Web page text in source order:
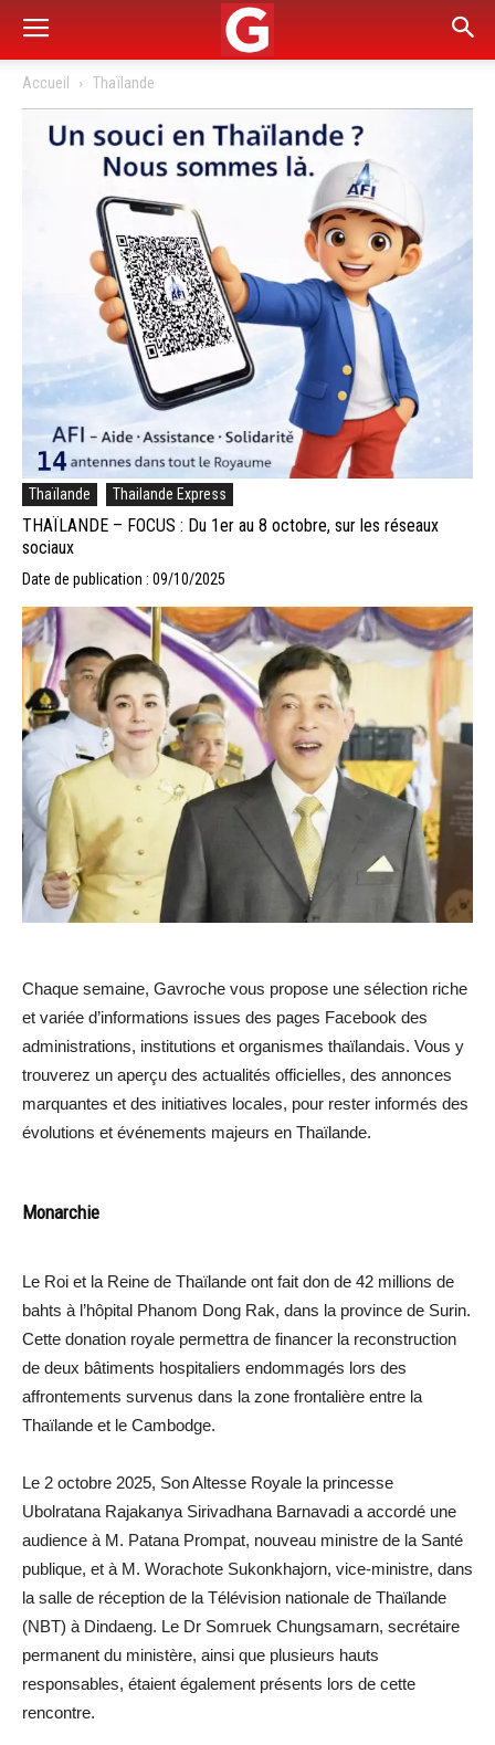
Accueil Thaïlande
Thaïlande Thailande Express
THAÏLANDE – FOCUS : Du 1er au 8 octobre, sur les réseaux
sociaux
Date de publication : 09/10/2025
Chaque semaine, Gavroche vous propose une sélection riche
et variée d’informations issues des pages Facebook des
administrations, institutions et organismes thaïlandais. Vous y
trouverez un aperçu des actualités officielles, des annonces
marquantes et des initiatives locales, pour rester informés des
évolutions et événements majeurs en Thaïlande.
Monarchie
Le Roi et la Reine de Thaïlande ont fait don de 42 millions de
bahts à l’hôpital Phanom Dong Rak, dans la province de Surin.
Cette donation royale permettra de financer la reconstruction
de deux bâtiments hospitaliers endommagés lors des
affrontements survenus dans la zone frontalière entre la
Thaïlande et le Cambodge.
Le 2 octobre 2025, Son Altesse Royale la princesse
Ubolratana Rajakanya Sirivadhana Barnavadi a accordé une
audience à M. Patana Prompat, nouveau ministre de la Santé
publique, et à M. Worachote Sukonkhajorn, vice-ministre, dans
la salle de réception de la Télévision nationale de Thaïlande
(NBT) à Dindaeng. Le Dr Somruek Chungsamarn, secrétaire
permanent du ministère, ainsi que plusieurs hauts
responsables, étaient également présents lors de cette
rencontre.